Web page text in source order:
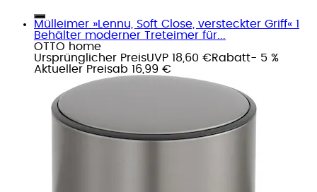
Mülleimer »Lennu, Soft Close, versteckter Griff« 1
Behälter moderner Treteimer für...
OTTO home
Ursprünglicher PreisUVP 18,60 €Rabatt- 5 %
Aktueller Preisab 16,99 €